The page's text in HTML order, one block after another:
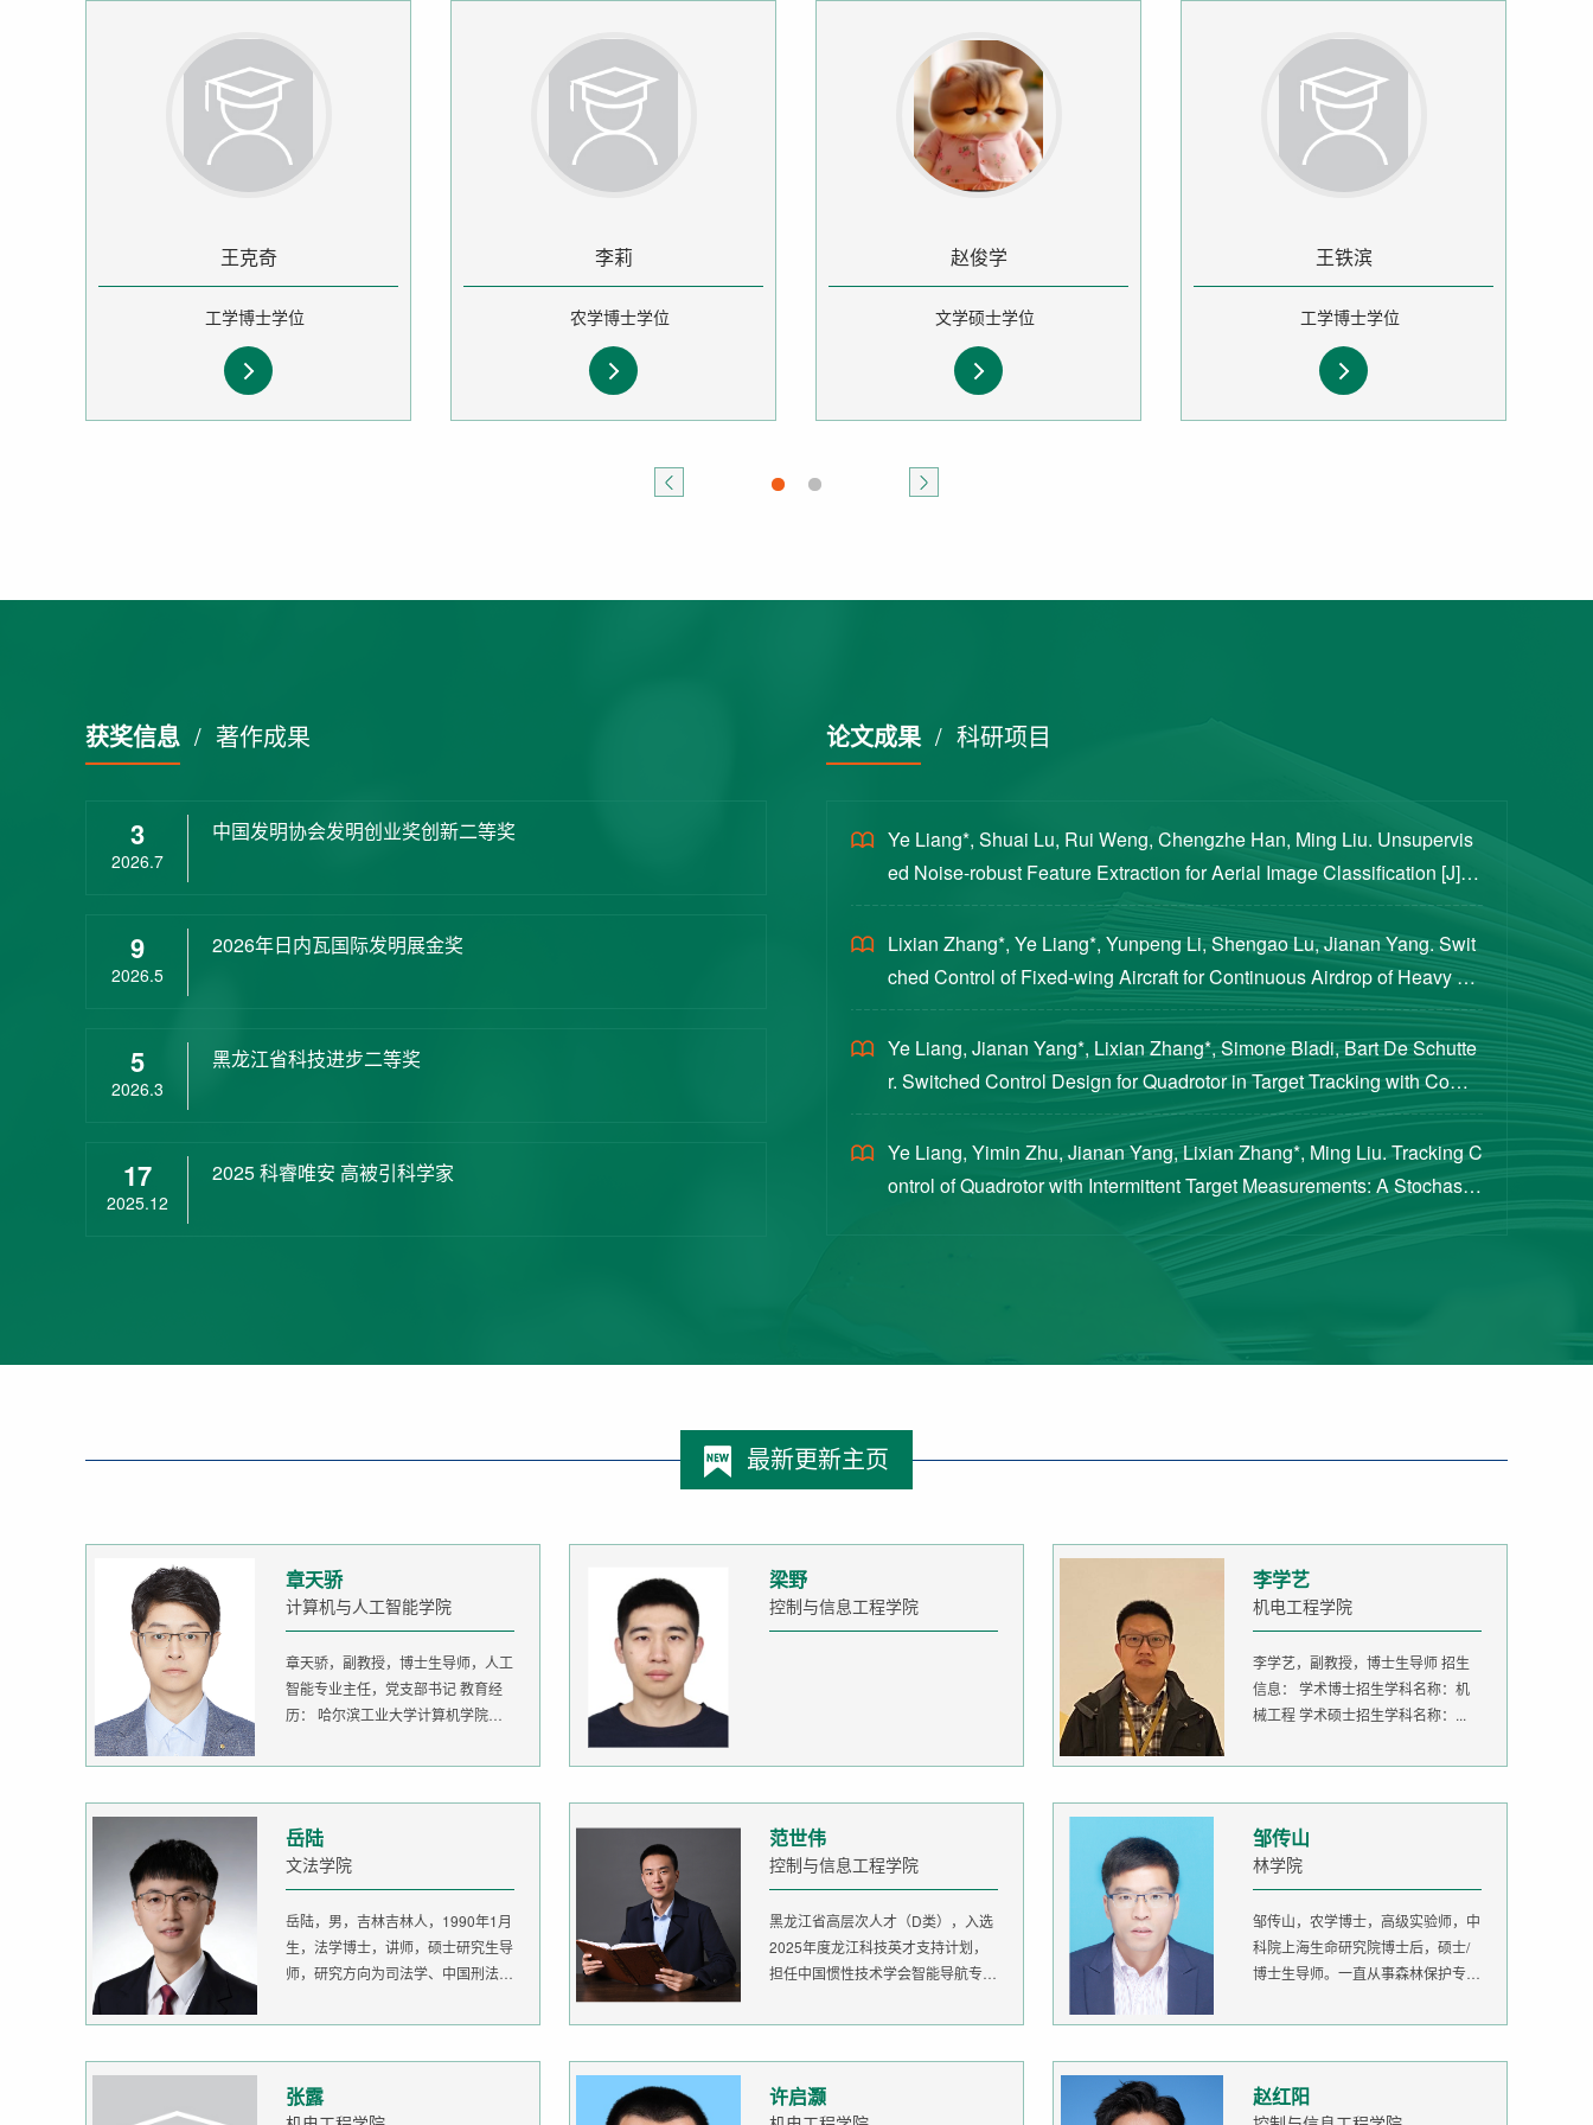
王克奇
工学博士学位
李莉
农学博士学位
赵俊学
文学硕士学位
王铁滨
工学博士学位
获奖信息 / 著作成果
3
2026.7
中国发明协会发明创业奖创新二等奖
9
2026.5
2026年日内瓦国际发明展金奖
5
2026.3
黑龙江省科技进步二等奖
17
2025.12
2025 科睿唯安 高被引科学家
论文成果/ 科研项目
Ye Liang*, Shuai Lu, Rui Weng, Chengzhe Han, Ming Liu. Unsupervis
ed Noise-robust Feature Extraction for Aerial Image Classification [J]. S
cience China Technological Sciences, 2020, 63(8): 1406-1415...
Lixian Zhang*, Ye Liang*, Yunpeng Li, Shengao Lu, Jianan Yang. Swit
ched Control of Fixed-wing Aircraft for Continuous Airdrop of Heavy Pa
yloads [J]. Journal of Guidance, Control, and Dynamics, 2023...
Ye Liang, Jianan Yang*, Lixian Zhang*, Simone Bladi, Bart De Schutte
r. Switched Control Design for Quadrotor in Target Tracking with Compl
ex Intermittent Measurements [J]. Journal of Guidance, Cont...
Ye Liang, Yimin Zhu, Jianan Yang, Lixian Zhang*, Ming Liu. Tracking C
ontrol of Quadrotor with Intermittent Target Measurements: A Stochastic
最新更新主页
章天骄
计算机与人工智能学院
章天骄，副教授，博士生导师，人工
智能专业主任，党支部书记 教育经
历： 哈尔滨工业大学计算机学院
梁野
控制与信息工程学院
李学艺
机电工程学院
李学艺，副教授，博士生导师 招生
信息： 学术博士招生学科名称：机
械工程 学术硕士招生学科名称：...
岳陆
文法学院
岳陆，男，吉林吉林人，1990年1月
生，法学博士，讲师，硕士研究生导
师，研究方向为司法学、中国刑法
范世伟
控制与信息工程学院
黑龙江省高层次人才（D类），入选
2025年度龙江科技英才支持计划，
担任中国惯性技术学会智能导航专委
邹传山
林学院
邹传山，农学博士，高级实验师，中
科院上海生命研究院博士后，硕士/
博士生导师。一直从事森林保护专业
张露 许启灏 赵红阳